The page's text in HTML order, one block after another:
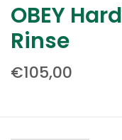
OBEY
Rinse
€105,00